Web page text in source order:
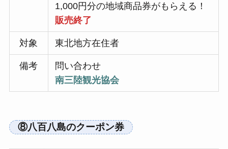
1,000円分の地域商品券がもらえる！
販売終了
対象 東北地方在住者
備考
問い合わせ
南三陸観光協会
⑧八百八島のクーポン券